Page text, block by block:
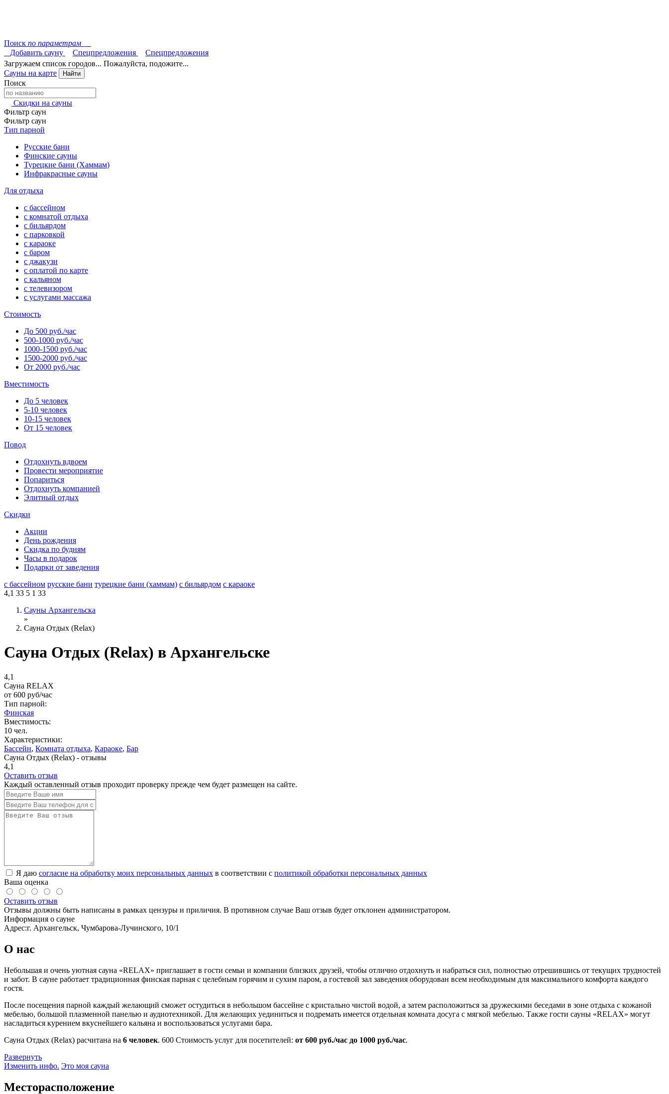
Поиск по параметрам
Добавить сауну
Спецпредложения
Спецпредложения
Загружаем список городов... Пожалуйста, подожите...
Сауны на карте
Найти
Поиск
Скидки на сауны
Фильтр саун
Фильтр саун
Тип парной
Русские бани
Финские сауны
Турецкие бани (Хаммам)
Инфракрасные сауны
Для отдыха
с бассейном
с комнатой отдыха
с бильярдом
с парковкой
с караоке
с баром
с джакузи
с оплатой по карте
с кальяном
с телевизором
с услугами массажа
Стоимость
До 500 руб./час
500-1000 руб./час
1000-1500 руб./час
1500-2000 руб./час
От 2000 руб./час
Вместимость
До 5 человек
5-10 человек
10-15 человек
От 15 человек
Повод
Отдохнуть вдвоем
Провести мероприятие
Попариться
Отдохнуть компанией
Элитный отдых
Скидки
Акции
День рождения
Скидка по будням
Часы в подарок
Подарки от заведения
с бассейном русские бани турецкие бани (хаммам) с бильярдом с караоке
4,1 33 5 1 33
Сауны Архангельска
»
Сауна Отдых (Relax)
Сауна Отдых (Relax) в Архангельске
4,1
Сауна RELAX
от 600 руб/час
Тип парной:
Финская
Вместимость:
10 чел.
Характеристики:
Бассейн, Комната отдыха, Караоке, Бар
Сауна Отдых (Relax) - отзывы
4,1
Оставить отзыв
Каждый оставленный отзыв проходит проверку прежде чем будет размещен на сайте.
Я даю согласие на обработку моих персональных данных в соответствии с политикой обработки персональных данных
Ваша оценка
Оставить отзыв
Отзывы должны быть написаны в рамках цензуры и приличия. В противном случае Ваш отзыв будет отклонен администратором.
Информация о сауне
Адрес:г. Архангельск, Чумбарова-Лучинского, 10/1
О нас
Небольшая и очень уютная сауна «RELAX» приглашает в гости семьи и компании близких друзей, чтобы отлично отдохнуть и набраться сил, полностью отрешившись от текущих трудностей
и забот. В сауне работает традиционная финская парная с целебным горячим и сухим паром, а гостевой зал заведения оборудован всем необходимым для максимального комфорта каждого
гостя.
После посещения парной каждый желающий сможет остудиться в небольшом бассейне с кристально чистой водой, а затем расположиться за дружескими беседами в зоне отдыха с кожаной
мебелью, большой плазменной панелью и аудиотехникой. Для желающих уединиться и подремать имеется отдельная комната досуга с мягкой мебелью. Также гости сауны «RELAX» могут
насладиться курением вкуснейшего кальяна и воспользоваться услугами бара.
Сауна Отдых (Relax) расчитана на 6 человек. 600 Стоимость услуг для посетителей: от 600 руб./час до 1000 руб./час.
Развернуть
Изменить инфо. Это моя сауна
Месторасположение